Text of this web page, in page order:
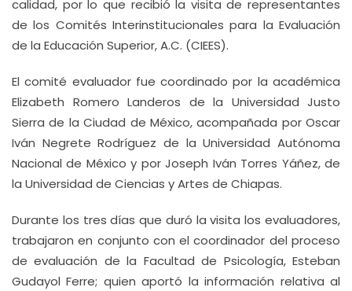
calidad, por lo que recibió la visita de representantes
de los Comités Interinstitucionales para la Evaluación
de la Educación Superior, A.C. (CIEES).
El comité evaluador fue coordinado por la académica
Elizabeth Romero Landeros de la Universidad Justo
Sierra de la Ciudad de México, acompañada por Oscar
Iván Negrete Rodríguez de la Universidad Autónoma
Nacional de México y por Joseph Iván Torres Yáñez, de
la Universidad de Ciencias y Artes de Chiapas.
Durante los tres días que duró la visita los evaluadores,
trabajaron en conjunto con el coordinador del proceso
de evaluación de la Facultad de Psicología, Esteban
Gudayol Ferre; quien aportó la información relativa al